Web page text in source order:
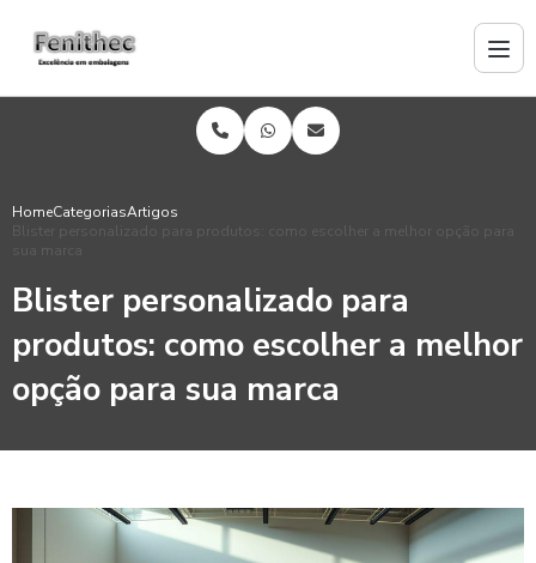
HomeCategoriasArtigos
Blister personalizado para produtos: como escolher a melhor opção para
sua marca
Blister personalizado para
produtos: como escolher a melhor
opção para sua marca